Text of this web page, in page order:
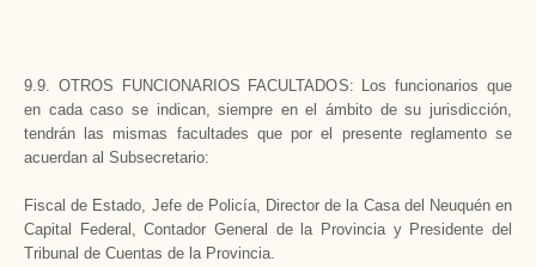
9.9. OTROS FUNCIONARIOS FACULTADOS: Los funcionarios que
en cada caso se indican, siempre en el ámbito de su jurisdicción,
tendrán las mismas facultades que por el presente reglamento se
acuerdan al Subsecretario:
Fiscal de Estado, Jefe de Policía, Director de la Casa del Neuquén en
Capital Federal, Contador General de la Provincia y Presidente del
Tribunal de Cuentas de la Provincia.